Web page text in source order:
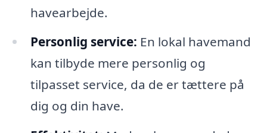
havearbejde.
Personlig service: En lokal havemand
kan tilbyde mere personlig og
tilpasset service, da de er tættere på
dig og din have.